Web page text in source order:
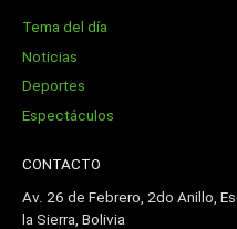
Tema del día
Noticias
Deportes
Espectáculos
CONTACTO
Av. 26 de Febrero, 2do Anillo,
la Sierra, Bolivia